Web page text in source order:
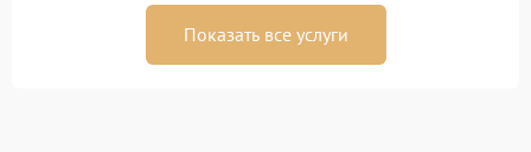
Показать все услуги